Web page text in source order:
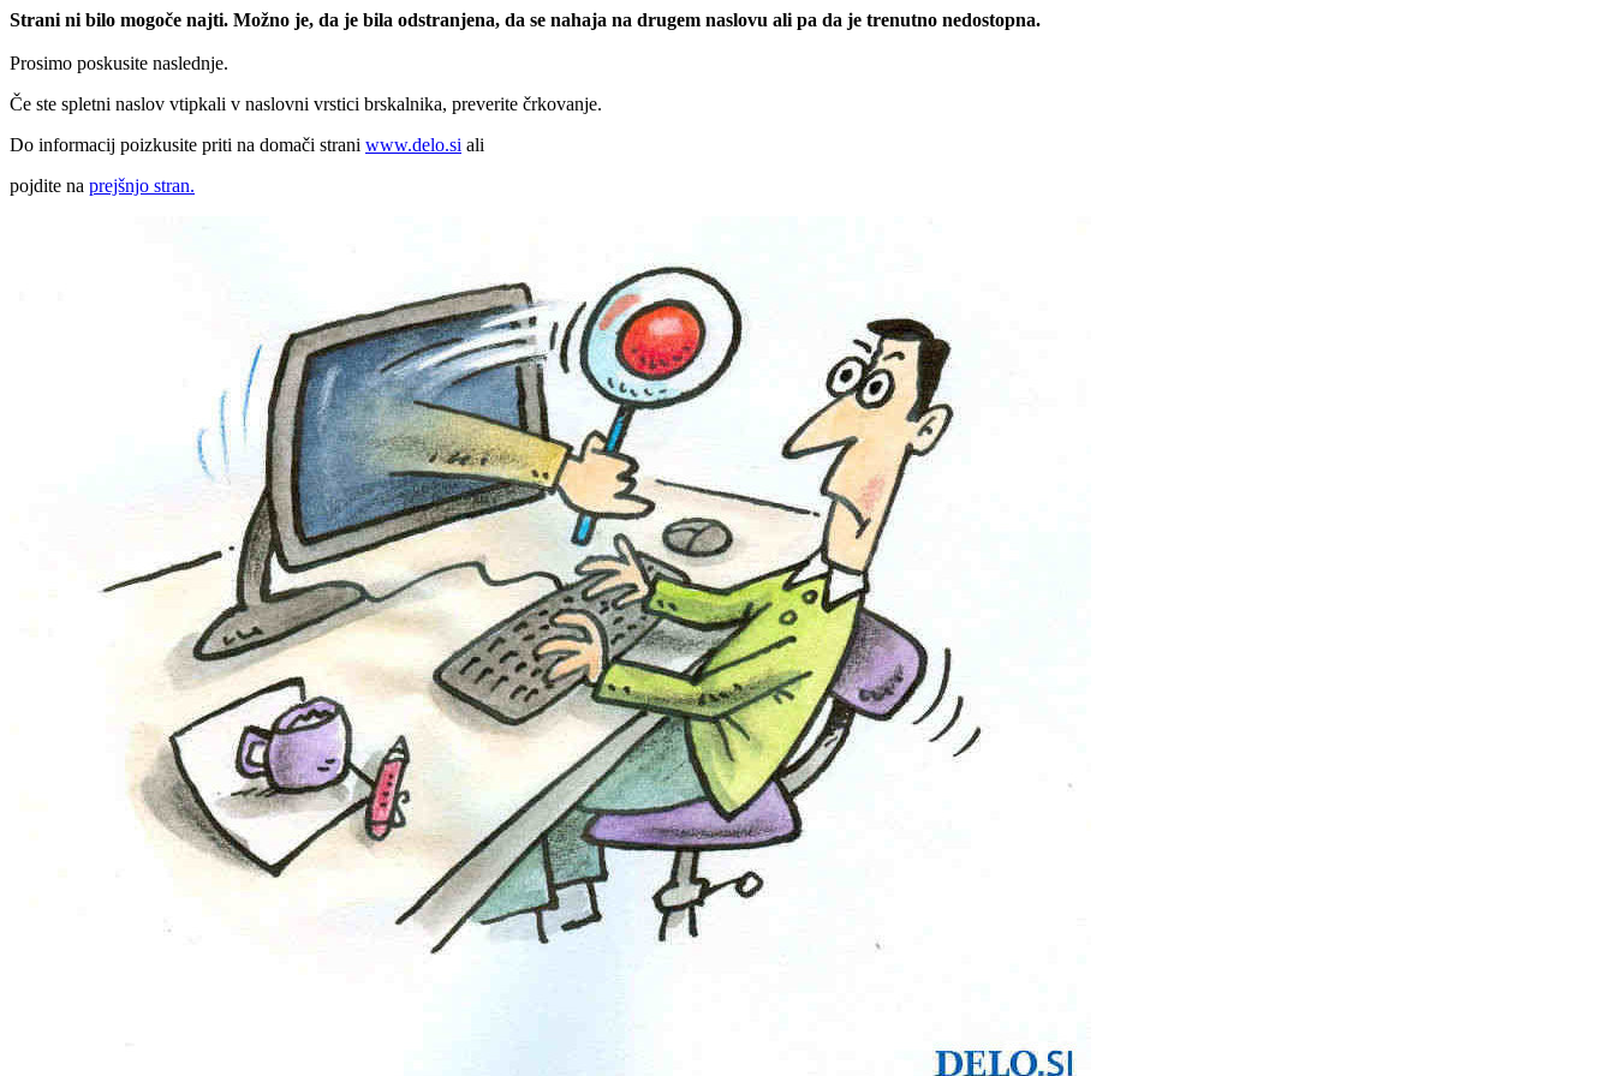
Strani ni bilo mogoče najti. Možno je, da je bila odstranjena, da se nahaja na drugem naslovu ali pa da je trenutno nedostopna.
Prosimo poskusite naslednje.
Če ste spletni naslov vtipkali v naslovni vrstici brskalnika, preverite črkovanje.
Do informacij poizkusite priti na domači strani www.delo.si ali
pojdite na prejšnjo stran.